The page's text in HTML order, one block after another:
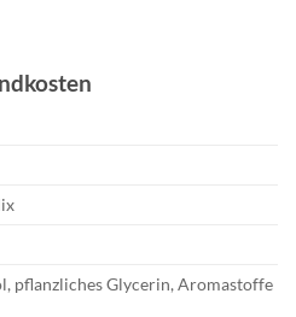
pflanzliches Glycerin, Aromastoffe